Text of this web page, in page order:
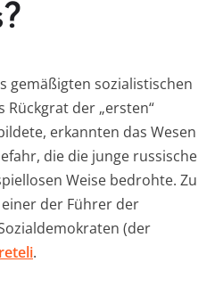
gemäßigten sozialistischen
Rückgrat der „ersten“
erkannten das Wesen
die die junge russische
Weise bedrohte. Zu
der Führer der
(der
.